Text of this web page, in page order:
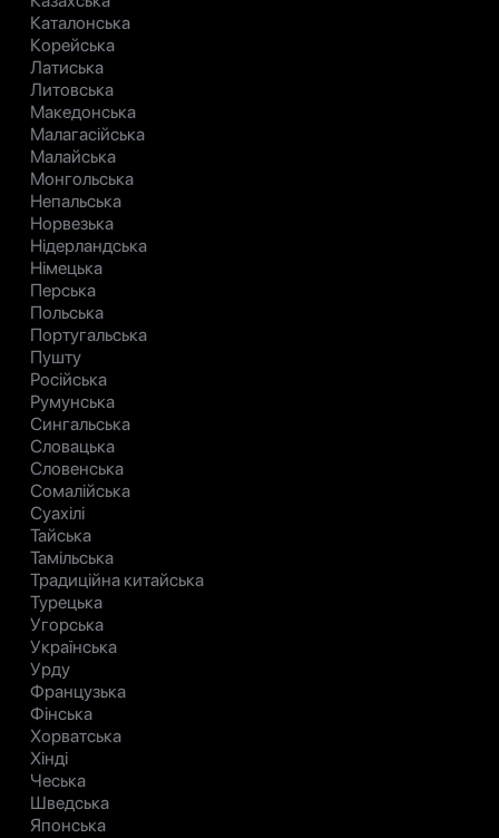
Каталонська
Корейська
Латиська
Литовська
Македонська
Малагасійська
Малайська
Монгольська
Непальська
Норвезька
Нідерландська
Німецька
Перська
Польська
Португальська
Пушту
Російська
Румунська
Сингальська
Словацька
Словенська
Сомалійська
Суахілі
Тайська
Тамільська
Традиційна китайська
Турецька
Угорська
Українська
Урду
Французька
Фінська
Хорватська
Хінді
Чеська
Шведська
Японська